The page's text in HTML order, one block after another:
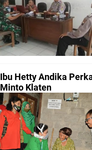
Ibu Hetty Andika
Minto Klaten